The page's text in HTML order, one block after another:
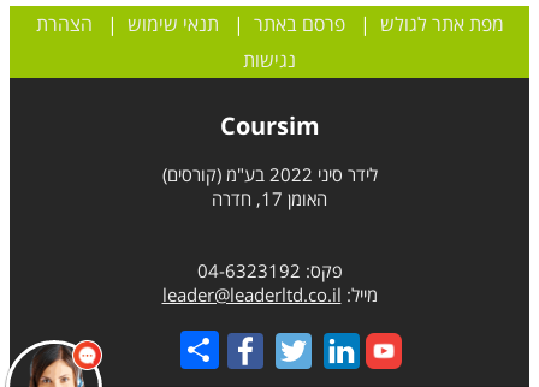
מפת אתר לגולש |פרסם באתר | תנאי שימוש | הצהרת
נגישות
Coursim
לידר סיני 2022 בע"מ (קורסים)
האומן 17, חדרה
פקס: 04-6323192
מייל: leader@leaderltd.co.il
Share